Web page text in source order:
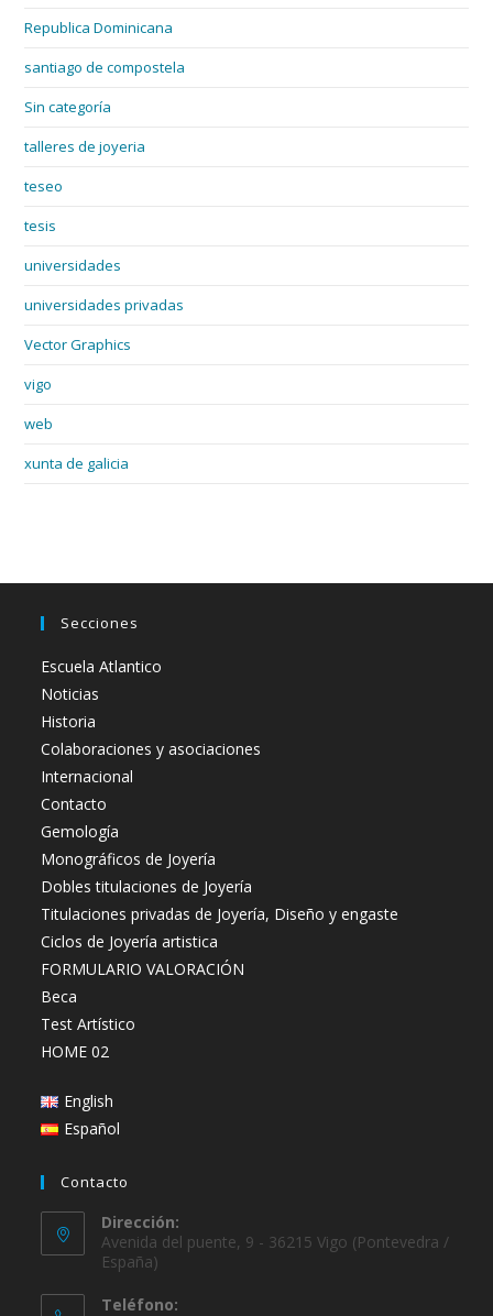
Republica Dominicana
santiago de compostela
Sin categoría
talleres de joyeria
teseo
tesis
universidades
universidades privadas
Vector Graphics
vigo
web
xunta de galicia
Secciones
Escuela Atlantico
Noticias
Historia
Colaboraciones y asociaciones
Internacional
Contacto
Gemología
Monográficos de Joyería
Dobles titulaciones de Joyería
Titulaciones privadas de Joyería, Diseño y engaste
Ciclos de Joyería artistica
FORMULARIO VALORACIÓN
Beca
Test Artístico
HOME 02
English
Español
Contacto
Dirección:
Avenida del puente, 9 - 36215 Vigo (Pontevedra /
España)
Teléfono: